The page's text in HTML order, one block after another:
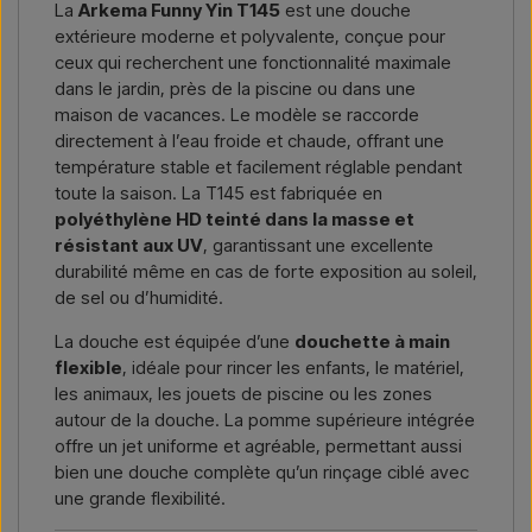
Nous écrire → Nous appeler →
La Arkema Funny Yin T145 est une douche
extérieure moderne et polyvalente, conçue pour
ceux qui recherchent une fonctionnalité maximale
dans le jardin, près de la piscine ou dans une
maison de vacances. Le modèle se raccorde
directement à l’eau froide et chaude, offrant une
température stable et facilement réglable pendant
toute la saison. La T145 est fabriquée en
polyéthylène HD teinté dans la masse et
résistant aux UV, garantissant une excellente
durabilité même en cas de forte exposition au soleil,
de sel ou d’humidité.
La douche est équipée d’une douchette à main
flexible, idéale pour rincer les enfants, le matériel,
les animaux, les jouets de piscine ou les zones
autour de la douche. La pomme supérieure intégrée
offre un jet uniforme et agréable, permettant aussi
bien une douche complète qu’un rinçage ciblé avec
une grande flexibilité.